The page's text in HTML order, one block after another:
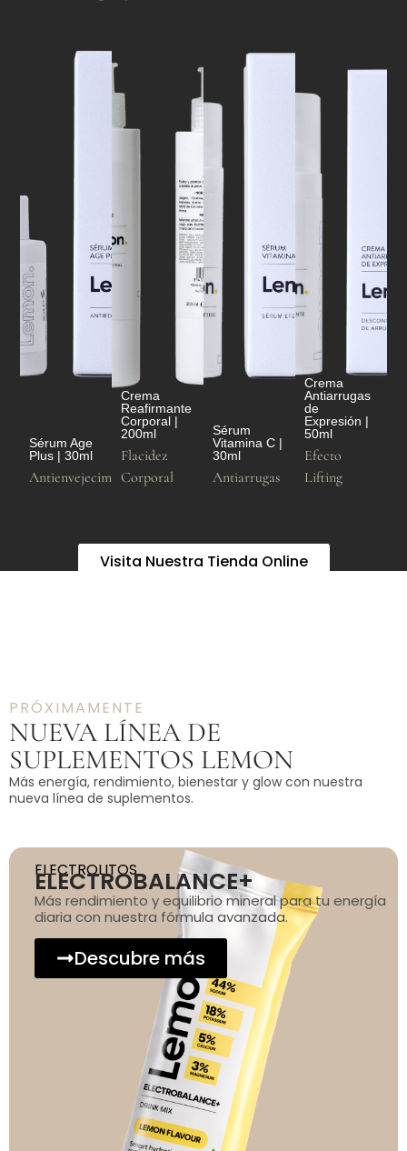
Sérum Age
Plus | 30ml
Antienvejecimiento
Crema
Reafirmante
Corporal |
200ml
Flacidez
Corporal
Sérum
Vitamina C |
30ml
Antiarrugas
Crema
Antiarrugas
de
Expresión |
50ml
Efecto
Lifting
Visita Nuestra Tienda Online
PRÓXIMAMENTE
NUEVA LÍNEA DE
SUPLEMENTOS LEMON
Más energía, rendimiento, bienestar y glow con nuestra
nueva línea de suplementos.
ELECTROLITOS
ELECTROBALANCE+
Más rendimiento y equilibrio mineral para tu energía
diaria con nuestra fórmula avanzada.
Descubre más